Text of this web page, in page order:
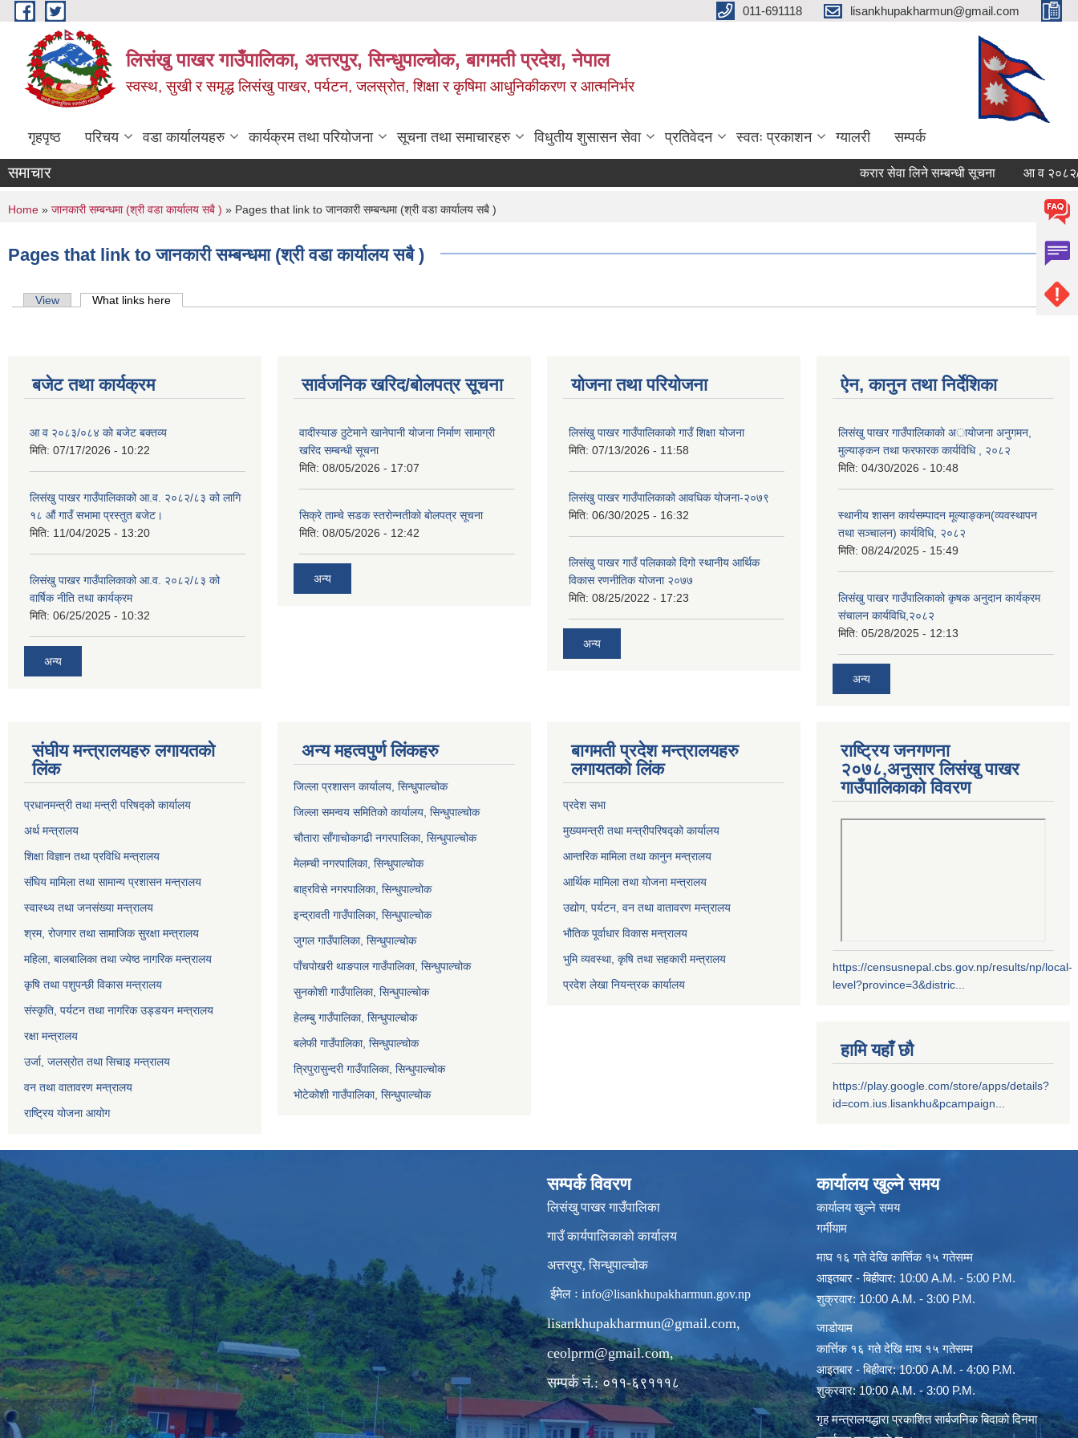
Skip to main content 011-691118 lisankhupakharmun@gmail.com
लिसंखु पाखर गाउँपालिका, अत्तरपुर, सिन्धुपाल्चोक, बागमती प्रदेश, नेपाल
स्वस्थ, सुखी र समृद्ध लिसंखु पाखर, पर्यटन, जलस्रोत, शिक्षा र कृषिमा आधुनिकीकरण र आत्मनिर्भर
गृहपृष्ठ परिचय वडा कार्यालयहरु कार्यक्रम तथा परियोजना सूचना तथा समाचारहरु विधुतीय शुसासन सेवा प्रतिवेदन स्वतः प्रकाशन ग्यालरी सम्पर्क
समाचार करार सेवा लिने सम्बन्धी सूचना आ व २०८२/०८३
You are here
Home » जानकारी सम्बन्धमा (श्री वडा कार्यालय सबै ) » Pages that link to जानकारी सम्बन्धमा (श्री वडा कार्यालय सबै )
Pages that link to जानकारी सम्बन्धमा (श्री वडा कार्यालय सबै )
Primary tabs
View What links here
बजेट तथा कार्यक्रम
आ व २०८३/०८४ काे बजेट बक्तव्य
मिति: 07/17/2026 - 10:22
लिसंखु पाखर गाउँपालिकाको आ.व. २०८२/८३ को लागि
१८ औं गाउँ सभामा प्रस्तुत बजेट।
मिति: 11/04/2025 - 13:20
लिसंखु पाखर गाउँपालिकाको आ.व. २०८२/८३ को
वार्षिक नीति तथा कार्यक्रम
मिति: 06/25/2025 - 10:32
अन्य
सार्वजनिक खरिद/बोलपत्र सूचना
वादीस्याङ ठुटेमाने खानेपानी याेजना निर्माण सामाग्री
खरिद सम्बन्धी सूचना
मिति: 08/05/2026 - 17:07
सिक्रे ताम्चे सडक स्तराेन्नतीकाे बाेलपत्र सूचना
मिति: 08/05/2026 - 12:42
अन्य
योजना तथा परियोजना
लिसंखु पाखर गाउँपालिकाको गाउँ शिक्षा योजना
मिति: 07/13/2026 - 11:58
लिसंखु पाखर गाउँपालिकाको आवधिक योजना-२०७९
मिति: 06/30/2025 - 16:32
लिसंखु पाखर गाउँ पलिकाको दिगो स्थानीय आर्थिक
विकास रणनीतिक योजना २०७७
मिति: 08/25/2022 - 17:23
अन्य
ऐन, कानुन तथा निर्देशिका
लिसंखु पाखर गाउँपालिकाकाे अायाेजना अनुगमन,
मुल्याङ्कन तथा फरफारक कार्यविधि , २०८२
मिति: 04/30/2026 - 10:48
स्थानीय शासन कार्यसम्पादन मूल्याङ्कन(व्यवस्थापन
तथा सञ्चालन) कार्यविधि, २०८२
मिति: 08/24/2025 - 15:49
लिसंखु पाखर गाउँपालिकाको कृषक अनुदान कार्यक्रम
संचालन कार्यविधि,२०८२
मिति: 05/28/2025 - 12:13
अन्य
संघीय मन्त्रालयहरु लगायतको
लिंक
प्रधानमन्त्री तथा मन्त्री परिषद्को कार्यालय
अर्थ मन्त्रालय
शिक्षा विज्ञान तथा प्रविधि मन्त्रालय
संघिय मामिला तथा सामान्य प्रशासन मन्त्रालय
स्वास्थ्य तथा जनसंख्या मन्त्रालय
श्रम, रोजगार तथा सामाजिक सुरक्षा मन्त्रालय
महिला, बालबालिका तथा ज्येष्ठ नागरिक मन्त्रालय
कृषि तथा पशुपन्छी विकास मन्त्रालय
संस्कृति, पर्यटन तथा नागरिक उड्डयन मन्त्रालय
रक्षा मन्त्रालय
उर्जा, जलस्रोत तथा सिचाइ मन्त्रालय
वन तथा वातावरण मन्त्रालय
राष्ट्रिय योजना आयोग
अन्य महत्वपुर्ण लिंकहरु
जिल्ला प्रशासन कार्यालय, सिन्धुपाल्चोक
जिल्ला समन्वय समितिको कार्यालय, सिन्धुपाल्चोक
चौतारा साँगाचोकगढी नगरपालिका, सिन्धुपाल्चोक
मेलम्ची नगरपालिका, सिन्धुपाल्चोक
बाह्रविसे नगरपालिका, सिन्धुपाल्चोक
इन्द्रावती गाउँपालिका, सिन्धुपाल्चोक
जुगल गाउँपालिका, सिन्धुपाल्चोक
पाँचपोखरी थाङपाल गाउँपालिका, सिन्धुपाल्चोक
सुनकोशी गाउँपालिका, सिन्धुपाल्चोक
हेलम्बु गाउँपालिका, सिन्धुपाल्चोक
बलेफी गाउँपालिका, सिन्धुपाल्चोक
त्रिपुरासुन्दरी गाउँपालिका, सिन्धुपाल्चोक
भोटेकोशी गाउँपालिका, सिन्धुपाल्चोक
बागमती प्रदेश मन्त्रालयहरु
लगायतको लिंक
प्रदेश सभा
मुख्यमन्त्री तथा मन्त्रीपरिषद्को कार्यालय
आन्तरिक मामिला तथा कानुन मन्त्रालय
आर्थिक मामिला तथा योजना मन्त्रालय
उद्योग, पर्यटन, वन तथा वातावरण मन्त्रालय
भौतिक पूर्वाधार विकास मन्त्रालय
भुमि व्यवस्था, कृषि तथा सहकारी मन्त्रालय
प्रदेश लेखा नियन्त्रक कार्यालय
राष्ट्रिय जनगणना
२०७८,अनुसार लिसंखु पाखर
गाउँपालिकाको विवरण
https://censusnepal.cbs.gov.np/results/np/local-
level?province=3&distric...
हामि यहाँ छौ
https://play.google.com/store/apps/details?
id=com.ius.lisankhu&pcampaign...
सम्पर्क विवरण
लिसंखु पाखर गाउँपालिका
गाउँ कार्यपालिकाको कार्यालय
अत्तरपुर, सिन्धुपाल्चोक
ईमेल ः info@lisankhupakharmun.gov.np
lisankhupakharmun@gmail.com,
ceolprm@gmail.com,
सम्पर्क नं.: ०११-६९१११८
कार्यालय खुल्ने समय
कार्यालय खुल्ने समय
गर्मीयाम
माघ १६ गते देखि कार्त्तिक १५ गतेसम्म
आइतबार - बिहीवार: 10:00 A.M. - 5:00 P.M.
शुक्रवार: 10:00 A.M. - 3:00 P.M.
जाडोयाम
कार्त्तिक १६ गते देखि माघ १५ गतेसम्म
आइतबार - बिहीवार: 10:00 A.M. - 4:00 P.M.
शुक्रवार: 10:00 A.M. - 3:00 P.M.
गृह मन्त्रालयद्धारा प्रकाशित सार्बजनिक बिदाको दिनमा